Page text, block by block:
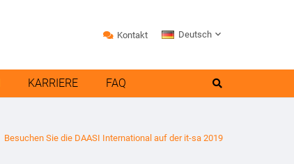
Kontakt Deutsch
KARRIERE FAQ
Besuchen Sie die DAASI International auf der it-sa 2019